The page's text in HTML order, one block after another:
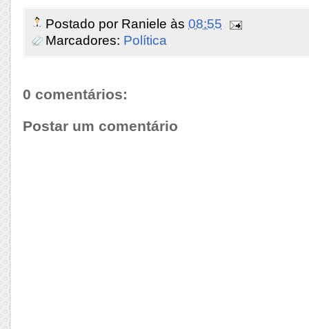
Postado por Raniele às 08:55
Marcadores: Política
0 comentários:
Postar um comentário